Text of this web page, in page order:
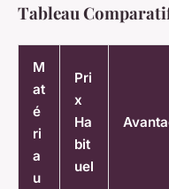
Tableau
M
at
é
ri
a
u
Pri
x
Ha
bit
uel